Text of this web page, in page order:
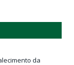
da